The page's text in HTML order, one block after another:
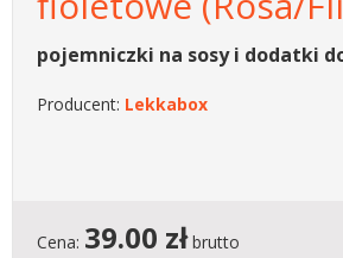
pojemniczki na sosy i dodatki
Producent: Lekkabox
Cena: 39.00 złbrutto